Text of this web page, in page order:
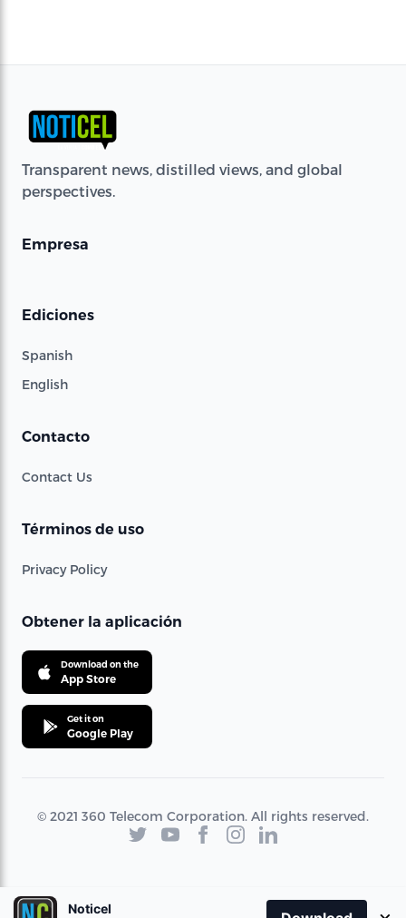
Transparent news, distilled views, and global
perspectives.
Empresa
Ediciones
Spanish
English
Contacto
Contact Us
Términos de uso
Privacy Policy
Obtener la aplicación
Download on the
App Store
Get it on
Google Play
© 2021 360 Telecom Corporation. All rights reserved.
Noticel